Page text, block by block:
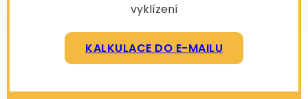
vyklízení
KALKULACE DO E-MAILU